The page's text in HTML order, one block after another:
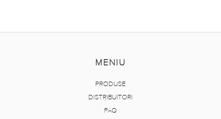
MENIU
PRODUSE
DISTRIBUITORI
FAQ